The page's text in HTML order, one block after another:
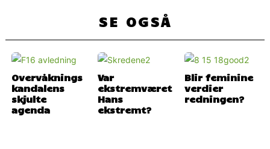
SE OGSÅ
Overvåknings
kandalens
skjulte
agenda
Var
ekstremværet
Hans
ekstremt?
Blir feminine
verdier
redningen?